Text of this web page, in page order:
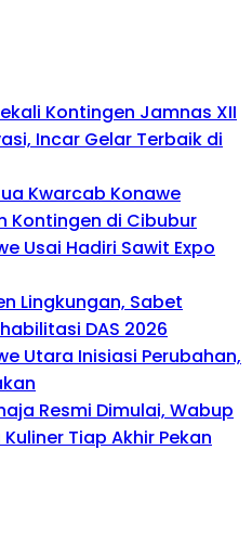
Kontingen Jamnas XII
Incar Gelar Terbaik di
Kwarcab Konawe
Kontingen di Cibubur
Usai Hadiri Sawit Expo
Lingkungan, Sabet
DAS 2026
Utara Inisiasi Perubahan,
Resmi Dimulai, Wabup
Tiap Akhir Pekan